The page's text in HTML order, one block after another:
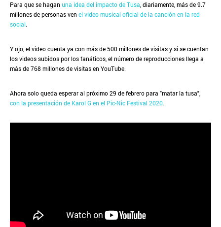
Para que se hagan una idea del impacto de Tusa , diariamente, más de 9.7
millones de personas ven el video musical oficial de la canción en la red
social.
Y ojo, el video cuenta ya con más de 500 millones de visitas y si se cuentan
los videos subidos por los fanáticos, el número de reproducciones llega a
más de 768 millones de visitas en YouTube.
Ahora solo queda esperar al próximo 29 de febrero para "matar la tusa",
con la presentación de Karol G en el Pic-Nic Festival 2020.